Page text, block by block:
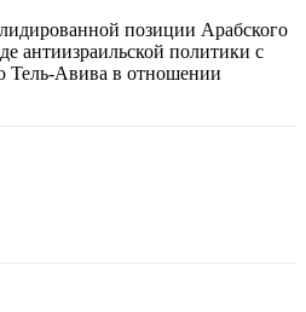
позиции Арабского
антиизраильской политики с
Тель-Авива в отношении